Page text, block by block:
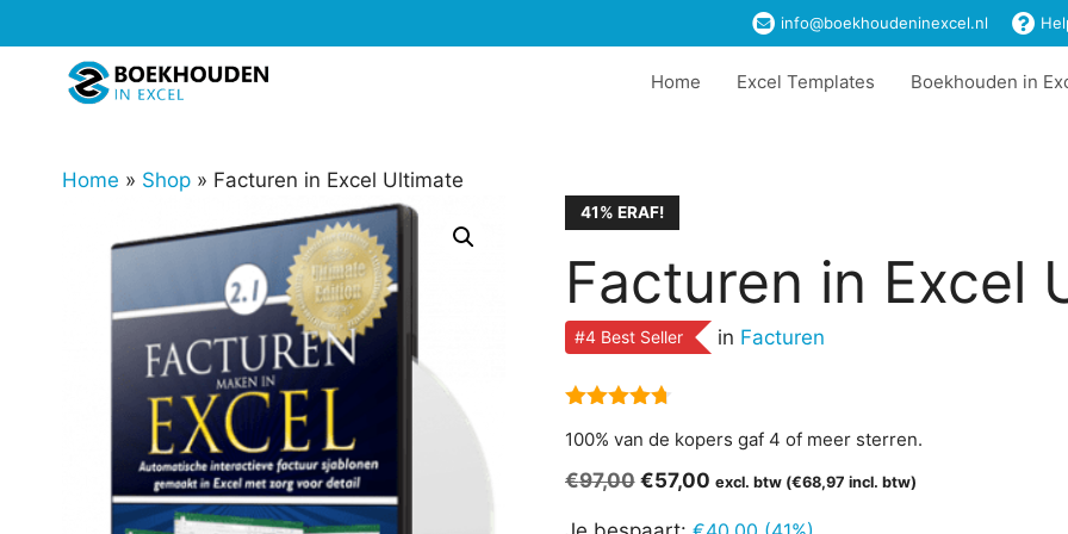
naar
info@boekhoudeninexcel.nl
Home Excel Templates Boekhouden in
Home » Shop » Facturen in Excel Ultimate
41% ERAF!
Facturen in Excel
#4 Best Seller in Facturen
100% van de kopers gaf 4 of meer sterren.
€97,00 Oorspronkelijke
€57,00Huidige
excl. btw (€68,97 incl. btw)
€97,00.
€57,00.